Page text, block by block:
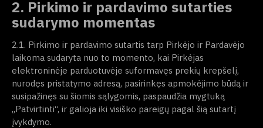
2. Pirkimo ir pardavimo sutarties
sudarymo momentas
2.1. Pirkimo ir pardavimo sutartis tarp Pirkėjo ir Pardavėjo
laikoma sudaryta nuo to momento, kai Pirkėjas
elektroninėje parduotuvėje suformavęs prekių krepšelį,
nurodęs pristatymo adresą, pasirinkęs apmokėjimo būdą ir
susipažinęs su šiomis sąlygomis, paspaudžia mygtuką
„Patvirtinti“, ir galioja iki visiško pareigų pagal šią sutartį
įvykdymo.